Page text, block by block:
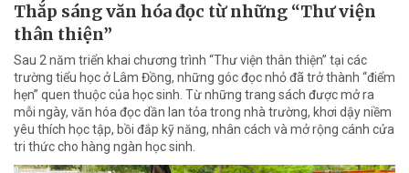
Thắp sáng văn hóa đọc từ những “Thư viện
thân thiện”
Sau 2 năm triển khai chương trình “Thư viện thân thiện” tại các
trường tiểu học ở Lâm Đồng, những góc đọc nhỏ đã trở thành “điểm
hẹn” quen thuộc của học sinh. Từ những trang sách được mở ra
mỗi ngày, văn hóa đọc dần lan tỏa trong nhà trường, khơi dậy niềm
yêu thích học tập, bồi đắp kỹ năng, nhân cách và mở rộng cánh cửa
tri thức cho hàng ngàn học sinh.